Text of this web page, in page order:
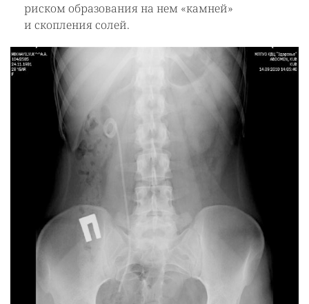
риском образования на нем «камней»
и скопления солей.